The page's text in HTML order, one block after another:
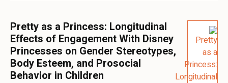
Pretty as a Princess: Longitudinal
Effects of Engagement With Disney
Princesses on Gender Stereotypes,
Body Esteem, and Prosocial
Behavior in Children